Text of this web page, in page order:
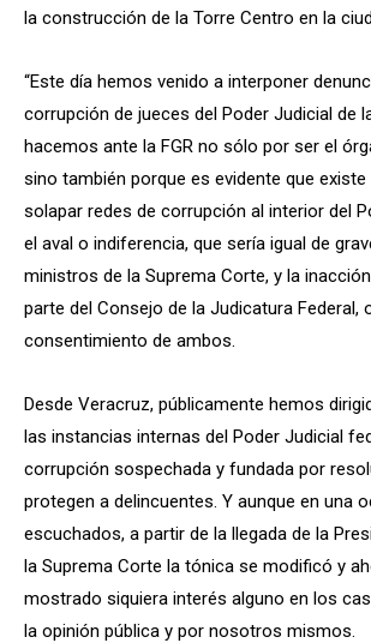
la construcción de la Torre Centro en la
“Este día hemos venido a interponer
corrupción de jueces del Poder Judicial de
hacemos ante la FGR no sólo por ser el
sino también porque es evidente que
solapar redes de corrupción al interior del
el aval o indiferencia, que sería igual de
ministros de la Suprema Corte, y la
parte del Consejo de la Judicatura Federal,
consentimiento de ambos.
Desde Veracruz, públicamente hemos
las instancias internas del Poder Judicial
corrupción sospechada y fundada por
protegen a delincuentes. Y aunque en una
escuchados, a partir de la llegada de la
la Suprema Corte la tónica se modificó y
mostrado siquiera interés alguno en los
la opinión pública y por nosotros mismos.